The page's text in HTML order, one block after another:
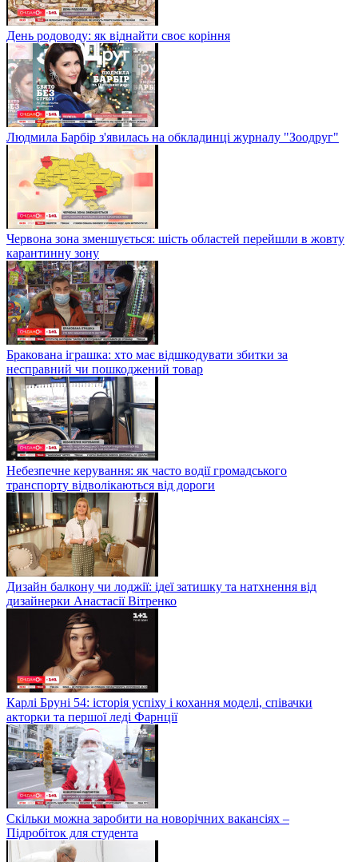
День родоводу: як віднайти своє коріння
Людмила Барбір з'явилась на обкладинці журналу "Зоодруг"
Червона зона зменшується: шість областей перейшли в жовту
карантинну зону
Бракована іграшка: хто має відшкодувати збитки за
несправний чи пошкоджений товар
Небезпечне керування: як часто водії громадського
транспорту відволікаються від дороги
Дизайн балкону чи лоджії: ідеї затишку та натхнення від
дизайнерки Анастасії Вітренко
Карлі Бруні 54: історія успіху і кохання моделі, співачки
акторки та першої леді Фарнції
Скільки можна заробити на новорічних вакансіях –
Підробіток для студента